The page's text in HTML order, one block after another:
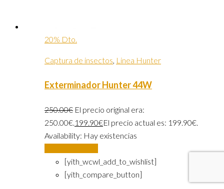
20% Dto.
Captura de insectos, Linea Hunter
Exterminador Hunter 44W
250.00€ El precio original era:
250.00€.199.90€El precio actual es: 199.90€.
Availability: Hay existencias
[yith_wcwl_add_to_wishlist]
[yith_compare_button]